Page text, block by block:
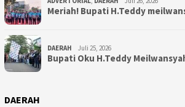
Meriah! Bupati H.Teddy
DAERAH Juli 25, 2026
Bupati Oku H.Teddy
DAERAH